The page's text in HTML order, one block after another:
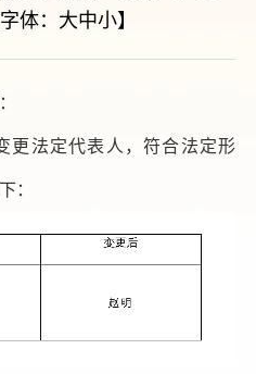
体： 大中小】
更法定代表人，符合法定形
：